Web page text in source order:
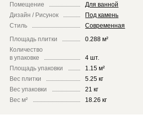
Помещение
Для ванной
Дизайн / Рисунок
Под камень
Стиль
Современная
Площадь плитки
0.288 м²
Количество
в упаковке
4 шт.
Площадь упаковки
1.15 м²
Вес плитки
5.25 кг
Вес упаковки
21 кг
Вес м²
18.26 кг